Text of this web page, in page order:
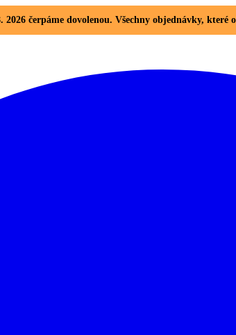
2026 čerpáme dovolenou. Všechny objednávky,